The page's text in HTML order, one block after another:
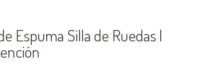
Espuma Silla de Ruedas |